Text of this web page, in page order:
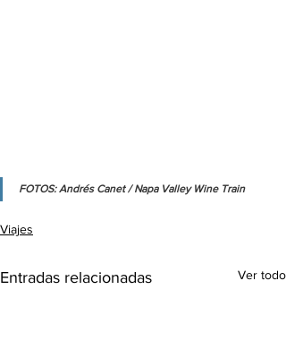
FOTOS: Andrés Canet / Napa Valley Wine Train
Viajes
Entradas relacionadas Ver todo